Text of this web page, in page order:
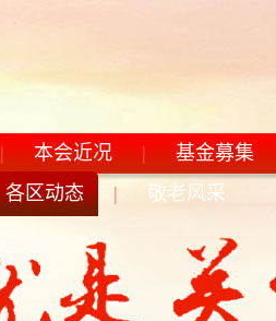
| 本会近况 |
基金募集
各区动态 | 敬老风采